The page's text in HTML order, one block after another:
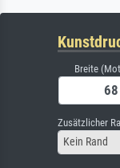
Breite
Zusätzlicher
Kein Rand